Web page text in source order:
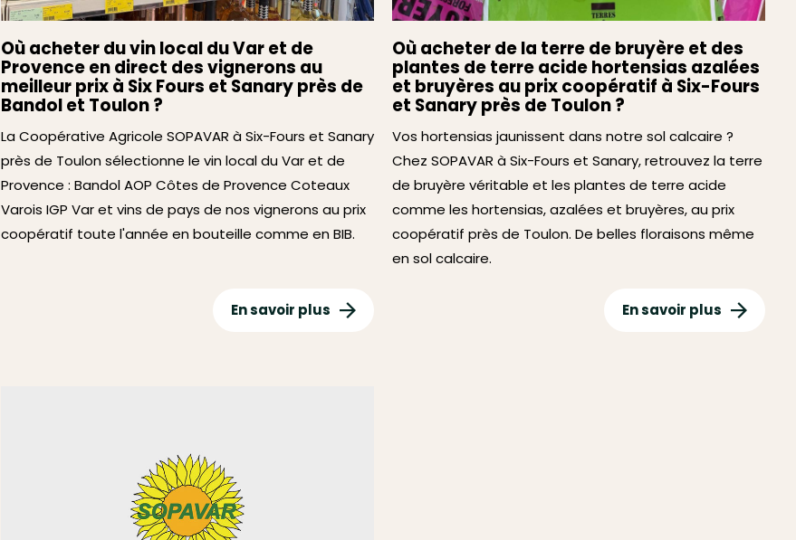
Où acheter du vin local du Var et de
Provence en direct des vignerons au
meilleur prix à Six Fours et Sanary près de
Bandol et Toulon ?
La Coopérative Agricole SOPAVAR à Six-Fours et Sanary
près de Toulon sélectionne le vin local du Var et de
Provence : Bandol AOP Côtes de Provence Coteaux
Varois IGP Var et vins de pays de nos vignerons au prix
coopératif toute l'année en bouteille comme en BIB.
En savoir plus
Où acheter de la terre de bruyère et des
plantes de terre acide hortensias azalées
et bruyères au prix coopératif à Six-Fours
et Sanary près de Toulon ?
Vos hortensias jaunissent dans notre sol calcaire ?
Chez SOPAVAR à Six-Fours et Sanary, retrouvez la terre
de bruyère véritable et les plantes de terre acide
comme les hortensias, azalées et bruyères, au prix
coopératif près de Toulon. De belles floraisons même
en sol calcaire.
En savoir plus